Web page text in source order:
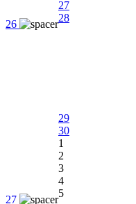
26
27
28
27
29
30
1
2
3
4
5